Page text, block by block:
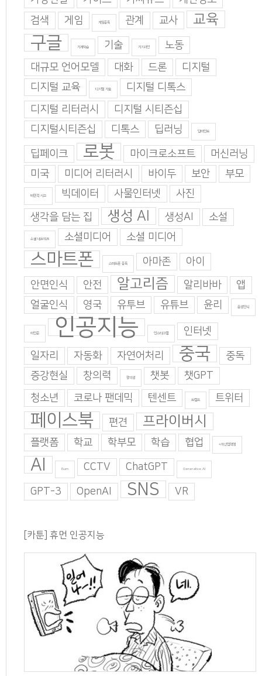
검색
게임 게임중독 관계 교사 교육
구글 기계학습 기술 기지과인
노동
대규모 언어모델
대화 드론
디지털
디지털 교육
디지털 기술
디지털 디톡스
디지털 리터러시
디지털 시티즌십
디지털시티즌십
디톡스 딥러닝 딥마인드
딥페이크 로봇 마이크로소프트
머신러닝
미국
미디어 리터러시 바이두 보안 부모
비판적 사고 빅데이터 사물인터넷
사진
생각을 담는 집
생성 AI 생성AI 소설
소셜 네트워크 소셜미디어 소셜 미디어
스마트폰 스마트폰 중독 아마존
아이
안면인식
안전 알고리즘 알리바바
앱
얼굴인식
영국 유투브 유튜브 윤리 음성인식
이인준 인공지능 인스타그램 인터넷
일자리 자동화 자연어처리 중국
중독
증강현실
창의력 창의성 챗봇
챗GPT
청소년
코로나 팬데믹 텐센트 트럼프 트위터
페이스북 편견 프라이버시
플랫폼 학교 학부모 학습 협업 4차산업혁명
AI Burn CCTV ChatGPT Generative AI
GPT-3 OpenAI SNS VR
[카툰] 휴먼 인공지능